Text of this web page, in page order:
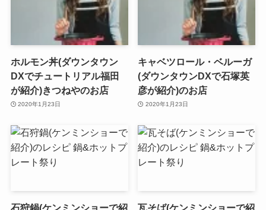
ホルモン丼(ダウンタウン
DXでチュートリアル福田
が紹介)きつねやのお店
2020年1月23日
キャベツロール・ベルーガ
(ダウンタウンDXで石塚英
彦が紹介)のお店
2020年1月23日
石狩鍋(ケンミンショーで紹
瓦そば(ケンミンショーで紹